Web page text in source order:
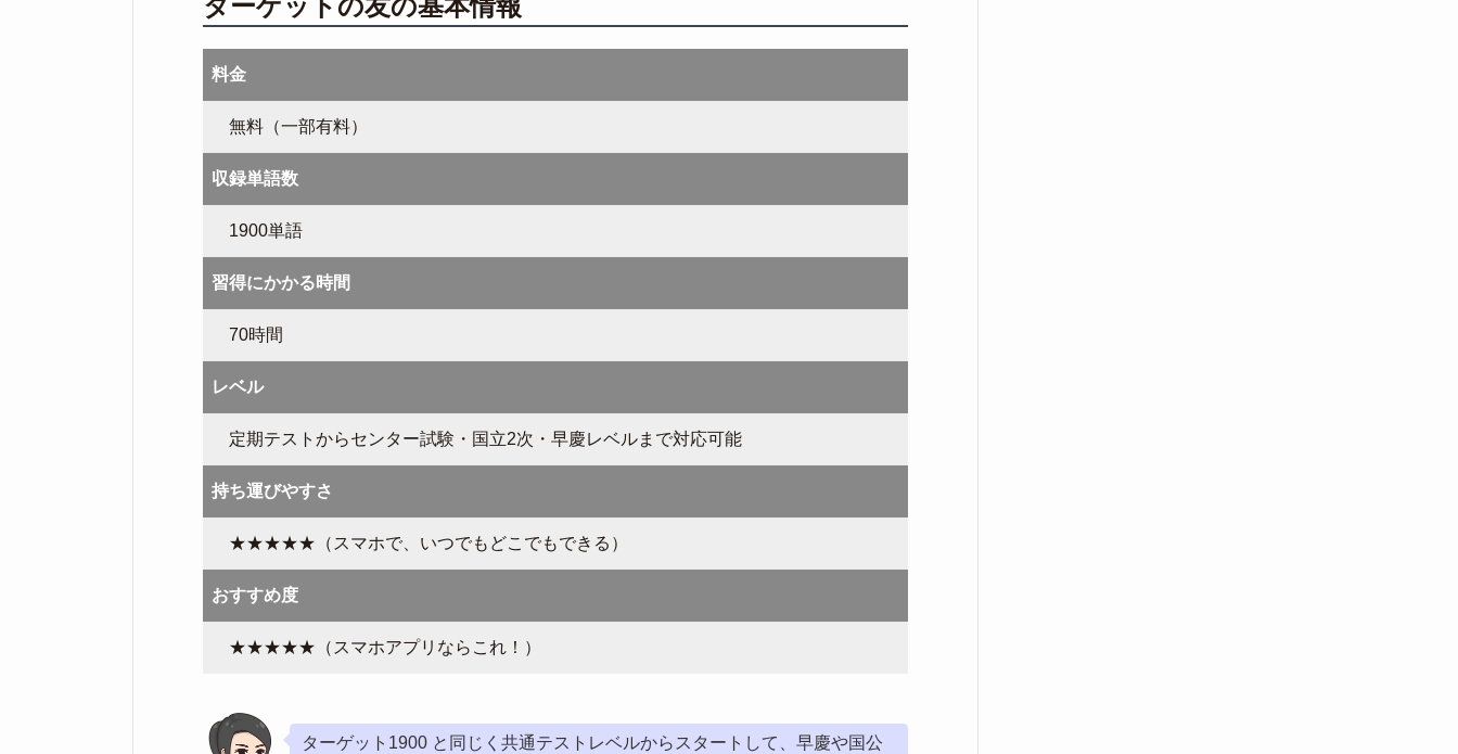
料金
無料（一部有料）
収録単語数
1900単語
習得にかかる時間
70時間
レベル
定期テストからセンター試験・国立2次・早慶レベルまで対応可能
持ち運びやすさ
★★★★★（スマホで、いつでもどこでもできる）
おすすめ度
★★★★★（スマホアプリならこれ！）
ターゲット1900 と同じく共通テストレベルからスタートして、早慶や国公